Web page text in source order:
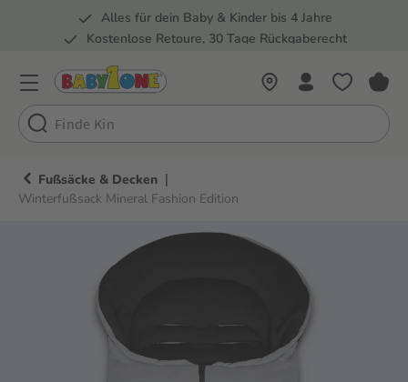
Zur Hauptnavigation springen
Alles für dein Baby & Kinder bis 4 Jahre
Kostenlose Retoure, 30 Tage Rückgaberecht
Fußsäcke & Decken |
Winterfußsack Mineral Fashion Edition